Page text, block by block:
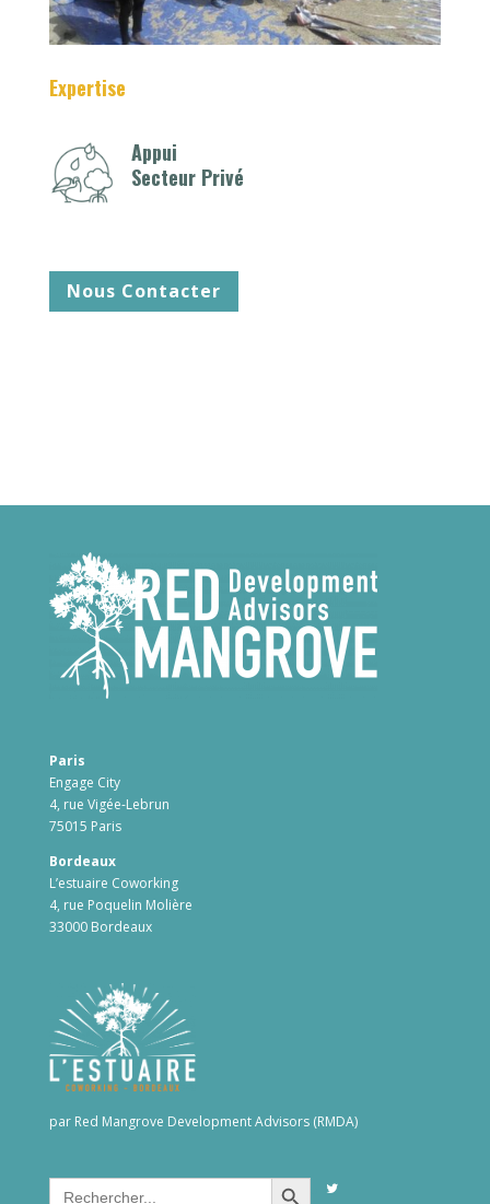
Expertise
Appui
Secteur Privé
Nous Contacter
Paris
Engage City
4, rue Vigée-Lebrun
75015 Paris
Bordeaux
L’estuaire Coworking
4, rue Poquelin Molière
33000 Bordeaux
par Red Mangrove Development Advisors (RMDA)
Search
for:
Search Button